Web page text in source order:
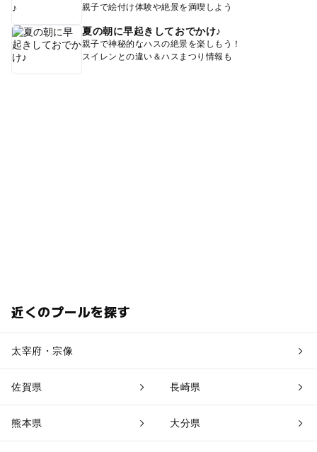
親子で絵付け体験や絶景を満喫しよう
夏の朝に早起きしておでかけ♪
親子で神秘的なハスの絶景を楽しもう！
スイレンとの違い＆ハスまつり情報も
近くのプールを探す
太宰府・宗像
佐賀県 長崎県
熊本県 大分県